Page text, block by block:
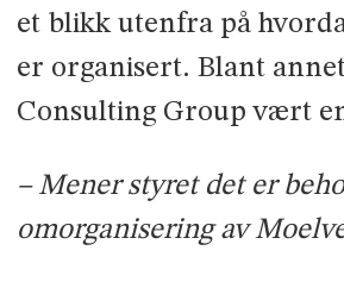
et blikk utenfra på
er organisert. Blant
Consulting Group vært
– Mener styret det er
omorganisering av